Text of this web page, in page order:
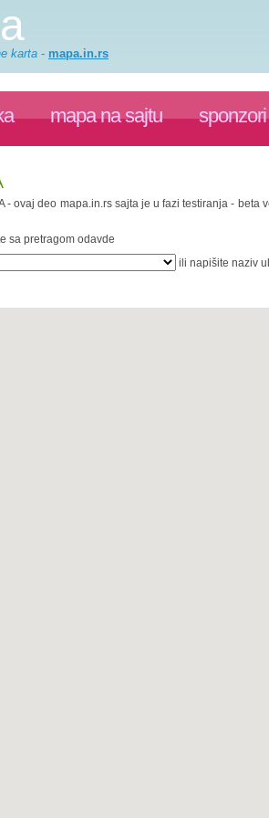
karta - mapa.in.rs
mapa na sajtu sponzori
- ovaj deo mapa.in.rs sajta je u fazi testiranja -
sa pretragom odavde
ili napišite naziv